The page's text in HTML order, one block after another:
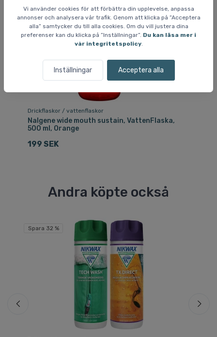
Vi använder cookies för att förbättra din upplevelse, anpassa
annonser och analysera vår trafik. Genom att klicka på ”Acceptera
alla” samtycker du till alla cookies. Om du vill justera dina
preferenser kan du klicka på ”Inställningar”. Du kan läsa mer i
vår integritetspolicy.
Inställningar Acceptera alla
Drickflaskor / vattenflaskor
Nalgene wide mouth sustain, VattenFlaska,
500 ml, Orange
199 SEK
Andra köpte också
Spara 32 %